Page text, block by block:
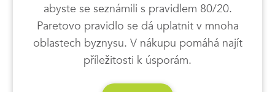
abyste se seznámili s pravidlem 80/20.
Paretovo pravidlo se dá uplatnit v mnoha
oblastech byznysu. V nákupu pomáhá najít
příležitosti k úsporám.